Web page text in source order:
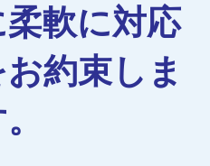
軟に対応
約束しま